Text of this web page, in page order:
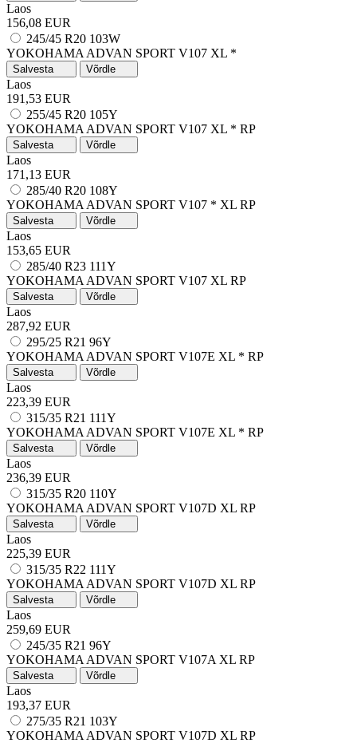
Laos
156,08 EUR
245/45 R20 103W
YOKOHAMA ADVAN SPORT V107 XL *
Salvesta Võrdle
Laos
191,53 EUR
255/45 R20 105Y
YOKOHAMA ADVAN SPORT V107 XL * RP
Salvesta Võrdle
Laos
171,13 EUR
285/40 R20 108Y
YOKOHAMA ADVAN SPORT V107 * XL RP
Salvesta Võrdle
Laos
153,65 EUR
285/40 R23 111Y
YOKOHAMA ADVAN SPORT V107 XL RP
Salvesta Võrdle
Laos
287,92 EUR
295/25 R21 96Y
YOKOHAMA ADVAN SPORT V107E XL * RP
Salvesta Võrdle
Laos
223,39 EUR
315/35 R21 111Y
YOKOHAMA ADVAN SPORT V107E XL * RP
Salvesta Võrdle
Laos
236,39 EUR
315/35 R20 110Y
YOKOHAMA ADVAN SPORT V107D XL RP
Salvesta Võrdle
Laos
225,39 EUR
315/35 R22 111Y
YOKOHAMA ADVAN SPORT V107D XL RP
Salvesta Võrdle
Laos
259,69 EUR
245/35 R21 96Y
YOKOHAMA ADVAN SPORT V107A XL RP
Salvesta Võrdle
Laos
193,37 EUR
275/35 R21 103Y
YOKOHAMA ADVAN SPORT V107D XL RP